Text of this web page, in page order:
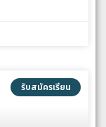
รับสมัครเรียน